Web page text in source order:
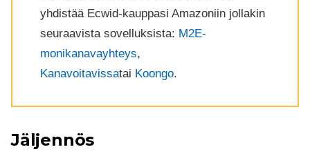
yhdistää Ecwid-kauppasi Amazoniin jollakin
seuraavista sovelluksista: M2E-
monikanavayhteys,
Kanavoitavissatai Koongo.
Jäljennös